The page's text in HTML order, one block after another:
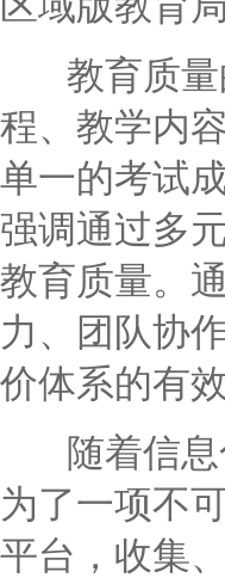
教育质量
程、教学内
单一的考试
强调通过多
教育质量。
力、团队协
价体系的有
随着信息
为了一项不
平台，收集